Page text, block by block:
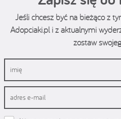
Jeśli chcesz być na bieżąco z
Adopciaki.pl i z aktualnymi
zostaw